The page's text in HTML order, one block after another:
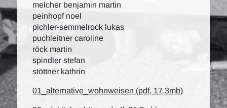
melcher benjamin martin
peinhopf noel
pichler-semmelrock lukas
puchleitner caroline
röck martin
spindler stefan
stöttner kathrin
01_alternative_wohnweisen (pdf, 17,3mb)